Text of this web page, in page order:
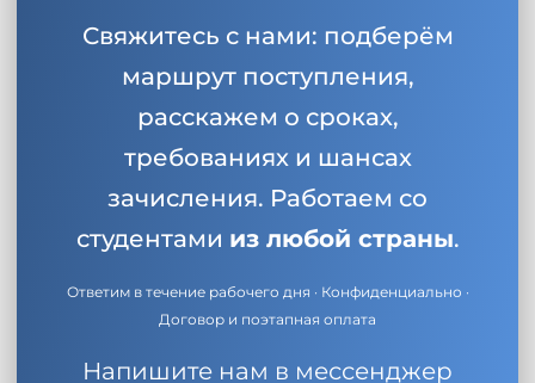
Свяжитесь с нами: подберём
маршрут поступления,
расскажем о сроках,
требованиях и шансах
зачисления. Работаем со
студентами из любой страны.
Ответим в течение рабочего дня · Конфиденциально ·
Договор и поэтапная оплата
Напишите нам в мессенджер